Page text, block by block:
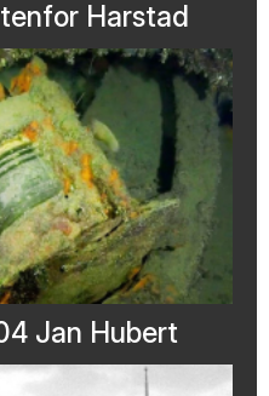
Harstad
Jan Hubert